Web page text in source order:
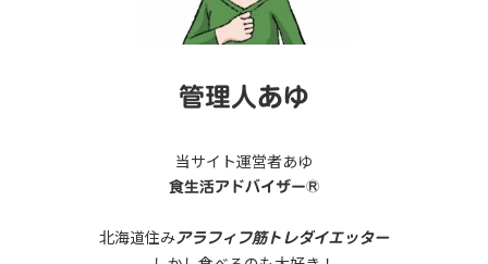
管理人あゆ
当サイト運営者あゆ
食生活アドバイザー®
北海道住みアラフィフ筋トレダイエッター